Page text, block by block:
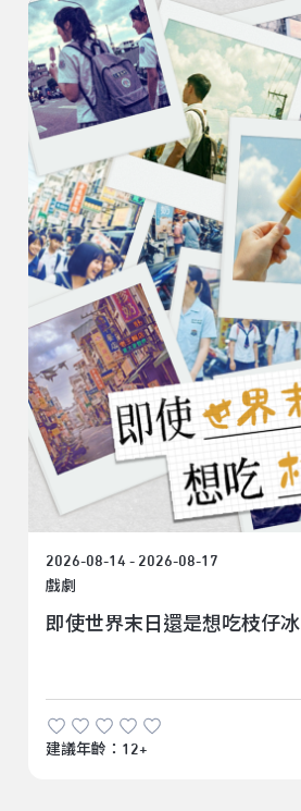
2026-08-14 - 2026-08-17
戲劇
即使世界末日還是想吃枝仔冰
建議年齡：12+